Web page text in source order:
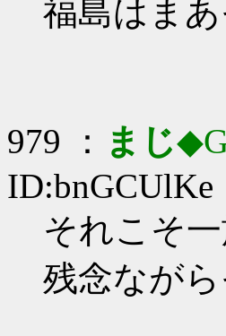
福島はま
979 ： まじ
ID:bnGCUlKe
それこそ
残念なが